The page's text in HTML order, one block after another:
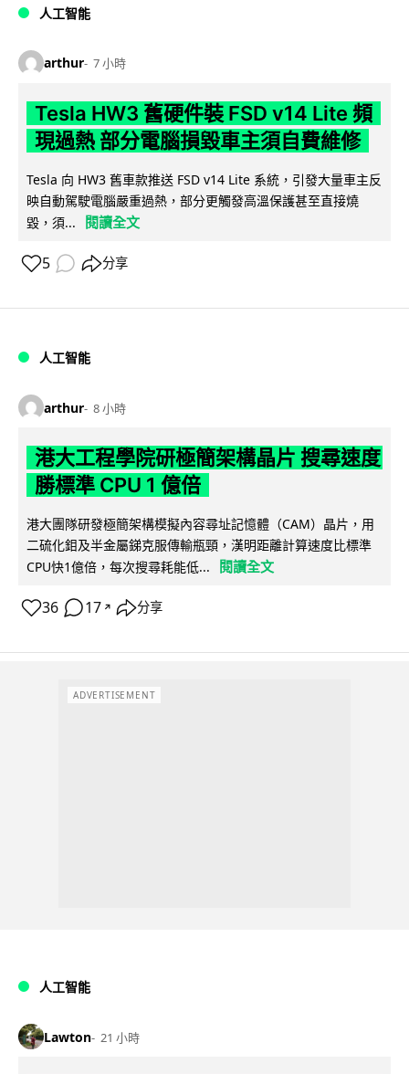
人工智能
arthur 7 小時
Tesla HW3 舊硬件裝 FSD v14 Lite 頻
現過熱 部分電腦損毀車主須自費維修
Tesla 向 HW3 舊車款推送 FSD v14 Lite 系統，引發大量車主反
映自動駕駛電腦嚴重過熱，部分更觸發高溫保護甚至直接燒
毀，須...
閱讀全文
5 分享
人工智能
arthur 8 小時
港大工程學院研極簡架構晶片 搜尋速度
勝標準 CPU 1 億倍
港大團隊研發極簡架構模擬內容尋址記憶體（CAM）晶片，用
二硫化鉬及半金屬銻克服傳輸瓶頸，漢明距離計算速度比標準
CPU快1億倍，每次搜尋耗能低...
閱讀全文
36 17 ↗ 分享
ADVERTISEMENT
人工智能
Lawton 21 小時